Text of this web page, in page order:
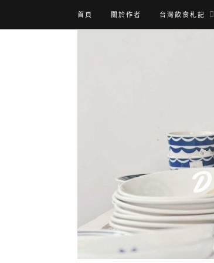
首頁 關於作者 台灣飲食札記